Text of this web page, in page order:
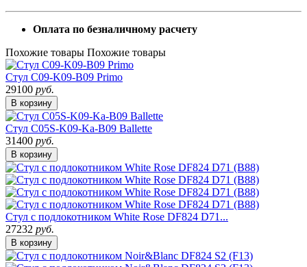
Оплата по безналичному расчету
Похожие товары Похожие товары
Стул C09-K09-B09 Primo
29100 руб.
В корзину
Стул C05S-K09-Ka-B09 Ballette
31400 руб.
В корзину
Стул с подлокотником White Rose DF824 D71...
27232 руб.
В корзину